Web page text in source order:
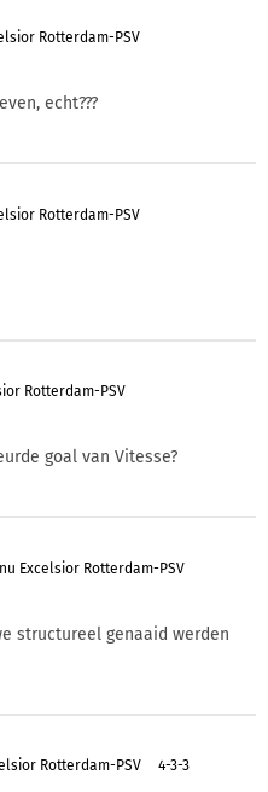
Rotterdam-PSV
echt???
Rotterdam-PSV
Rotterdam-PSV
goal van Vitesse?
Excelsior Rotterdam-PSV
structureel genaaid werden
Rotterdam-PSV 4-3-3